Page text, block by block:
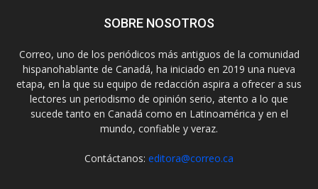
SOBRE NOSOTROS
Correo, uno de los periódicos más antiguos de la comunidad
hispanohablante de Canadá, ha iniciado en 2019 una nueva
etapa, en la que su equipo de redacción aspira a ofrecer a sus
lectores un periodismo de opinión serio, atento a lo que
sucede tanto en Canadá como en Latinoamérica y en el
mundo, confiable y veraz.
Contáctanos: editora@correo.ca